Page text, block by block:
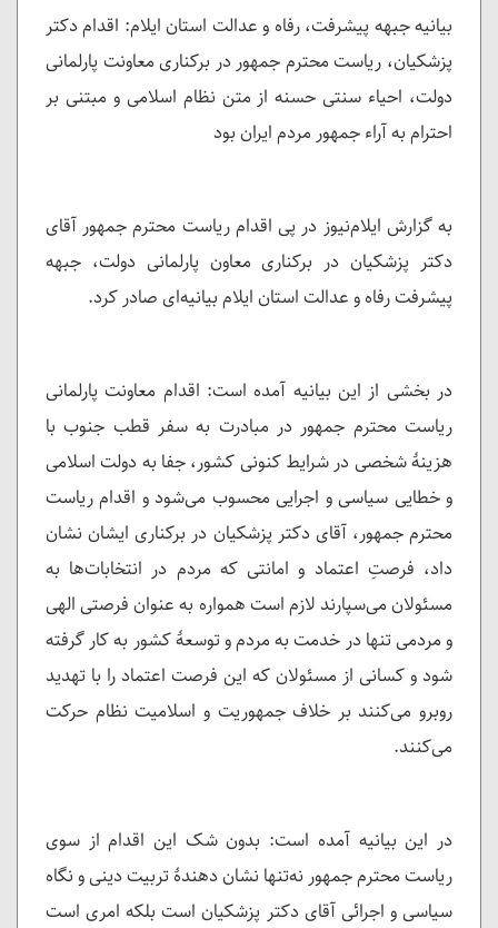
بیانیه جبهه پیشرفت، رفاه و عدالت استان ایلام: اقدام دکتر
پزشکیان، ریاست محترم جمهور در برکناری معاونت پارلمانی
دولت، احیاء سنتی حسنه از متن نظام اسلامی و مبتنی بر
احترام به آراء جمهور مردم ایران بود
به گزارش ایلام‌نیوز در پی اقدام ریاست محترم جمهور آقای
دکتر پزشکیان در برکناری معاون پارلمانی دولت، جبهه
پیشرفت رفاه و عدالت استان ایلام بیانیه‌ای صادر کرد.
در بخشی از این بیانیه آمده است: اقدام معاونت پارلمانی
ریاست محترم جمهور در مبادرت به سفر قطب جنوب با
هزینۀ شخصی در شرایط کنونی کشور، جفا به دولت اسلامی
و خطایی سیاسی و اجرایی محسوب می‌شود و اقدام ریاست
محترم جمهور، آقای دکتر پزشکیان در برکناری ایشان نشان
داد، فرصتِ اعتماد و امانتی که مردم در انتخابات‌ها به
مسئولان می‌سپارند لازم است همواره به عنوان فرصتی الهی
و مردمی تنها در خدمت به مردم و توسعۀ کشور به کار گرفته
شود و کسانی از مسئولان که این فرصت اعتماد را با تهدید
روبرو می‌کنند بر خلاف جمهوریت و اسلامیت نظام حرکت
می‌کنند.
در این بیانیه آمده است: بدون شک این اقدام از سوی
ریاست محترم جمهور نه‌تنها نشان دهندۀ تربیت دینی و نگاه
سیاسی و اجرائی آقای دکتر پزشکیان است بلکه امری است